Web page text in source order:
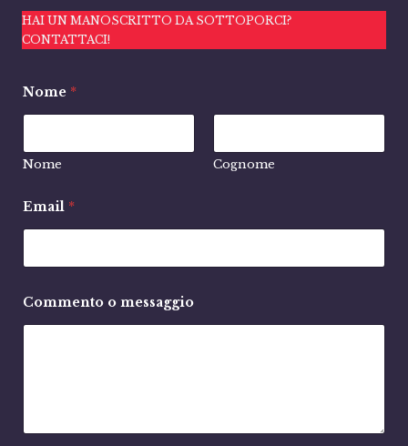
HAI UN MANOSCRITTO DA SOTTOPORCI?
CONTATTACI!
Nome *
Nome Cognome
Email *
Commento o messaggio